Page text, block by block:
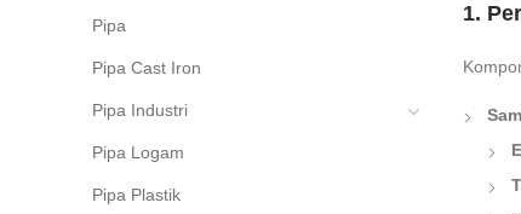
Pipa
Pipa Cast Iron
Pipa Industri
Pipa Logam
Pipa Plastik
1.